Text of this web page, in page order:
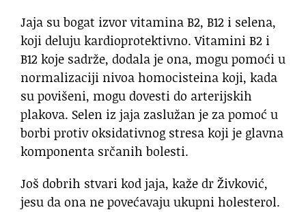
Jaja su bogat izvor vitamina B2, B12 i selena,
koji deluju kardioprotektivno. Vitamini B2 i
B12 koje sadrže, dodala je ona, mogu pomoći u
normalizaciji nivoa homocisteina koji, kada
su povišeni, mogu dovesti do arterijskih
plakova. Selen iz jaja zaslužan je za pomoć u
borbi protiv oksidativnog stresa koji je glavna
komponenta srčanih bolesti.
Još dobrih stvari kod jaja, kaže dr Živković,
jesu da ona ne povećavaju ukupni holesterol.